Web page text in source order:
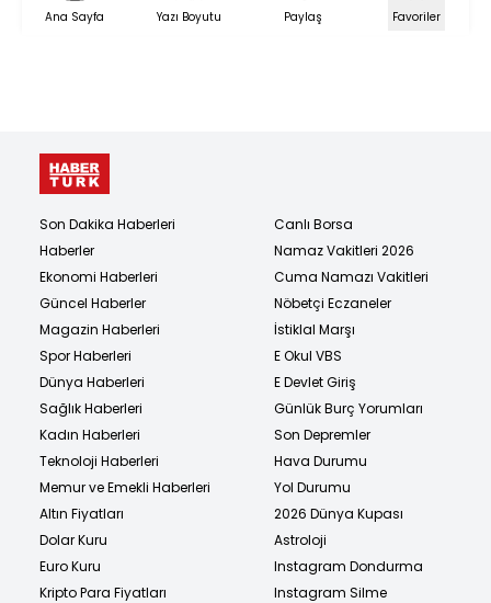
Ana Sayfa Yazı Boyutu Paylaş Favoriler
Son Dakika Haberleri
Haberler
Ekonomi Haberleri
Güncel Haberler
Magazin Haberleri
Spor Haberleri
Dünya Haberleri
Sağlık Haberleri
Kadın Haberleri
Teknoloji Haberleri
Memur ve Emekli Haberleri
Altın Fiyatları
Dolar Kuru
Euro Kuru
Kripto Para Fiyatları
Canlı Borsa
Namaz Vakitleri 2026
Cuma Namazı Vakitleri
Nöbetçi Eczaneler
İstiklal Marşı
E Okul VBS
E Devlet Giriş
Günlük Burç Yorumları
Son Depremler
Hava Durumu
Yol Durumu
2026 Dünya Kupası
Astroloji
Instagram Dondurma
Instagram Silme